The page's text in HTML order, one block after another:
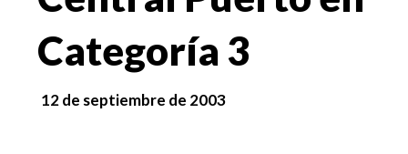
Categoría 3
12 de septiembre de 2003